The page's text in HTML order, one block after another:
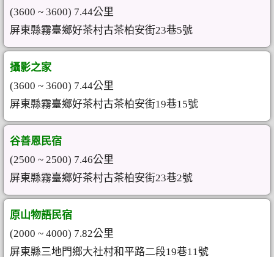
(3600 ~ 3600) 7.44公里
屏東縣霧臺鄉好茶村古茶柏安街23巷5號
攝影之家
(3600 ~ 3600) 7.44公里
屏東縣霧臺鄉好茶村古茶柏安街19巷15號
谷善恩民宿
(2500 ~ 2500) 7.46公里
屏東縣霧臺鄉好茶村古茶柏安街23巷2號
原山物語民宿
(2000 ~ 4000) 7.82公里
屏東縣三地門鄉大社村和平路二段19巷11號